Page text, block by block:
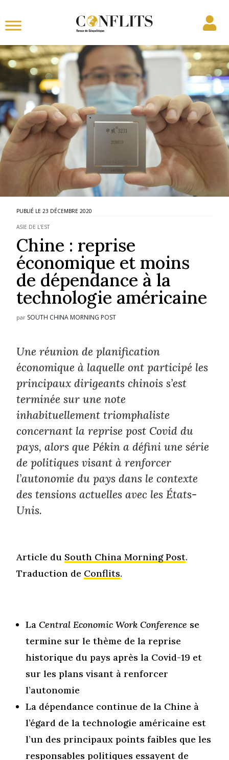
23 DÉCEMBRE 2020
ASIE DE L'EST
Chine : reprise
économique et moins
de dépendance à la
technologie américaine
par SOUTH CHINA MORNING POST
Une réunion de planification
économique à laquelle ont participé les
principaux dirigeants chinois s’est
terminée sur une note
inhabituellement triomphaliste
concernant la reprise post Covid du
pays, alors que Pékin a défini une série
de politiques visant à renforcer
l’autonomie du pays dans le contexte
des tensions actuelles avec les États-
Unis.
Article du South China Morning Post.
Traduction de Conflits.
LaCentral Economic Work Conference se
termine sur le thème de la reprise
historique du pays après la Covid-19 et
sur les plans visant à renforcer
l’autonomie
La dépendance continue de la Chine à
l’égard de la technologie américaine est
l’un des principaux points faibles que les
responsables politiques essayent de